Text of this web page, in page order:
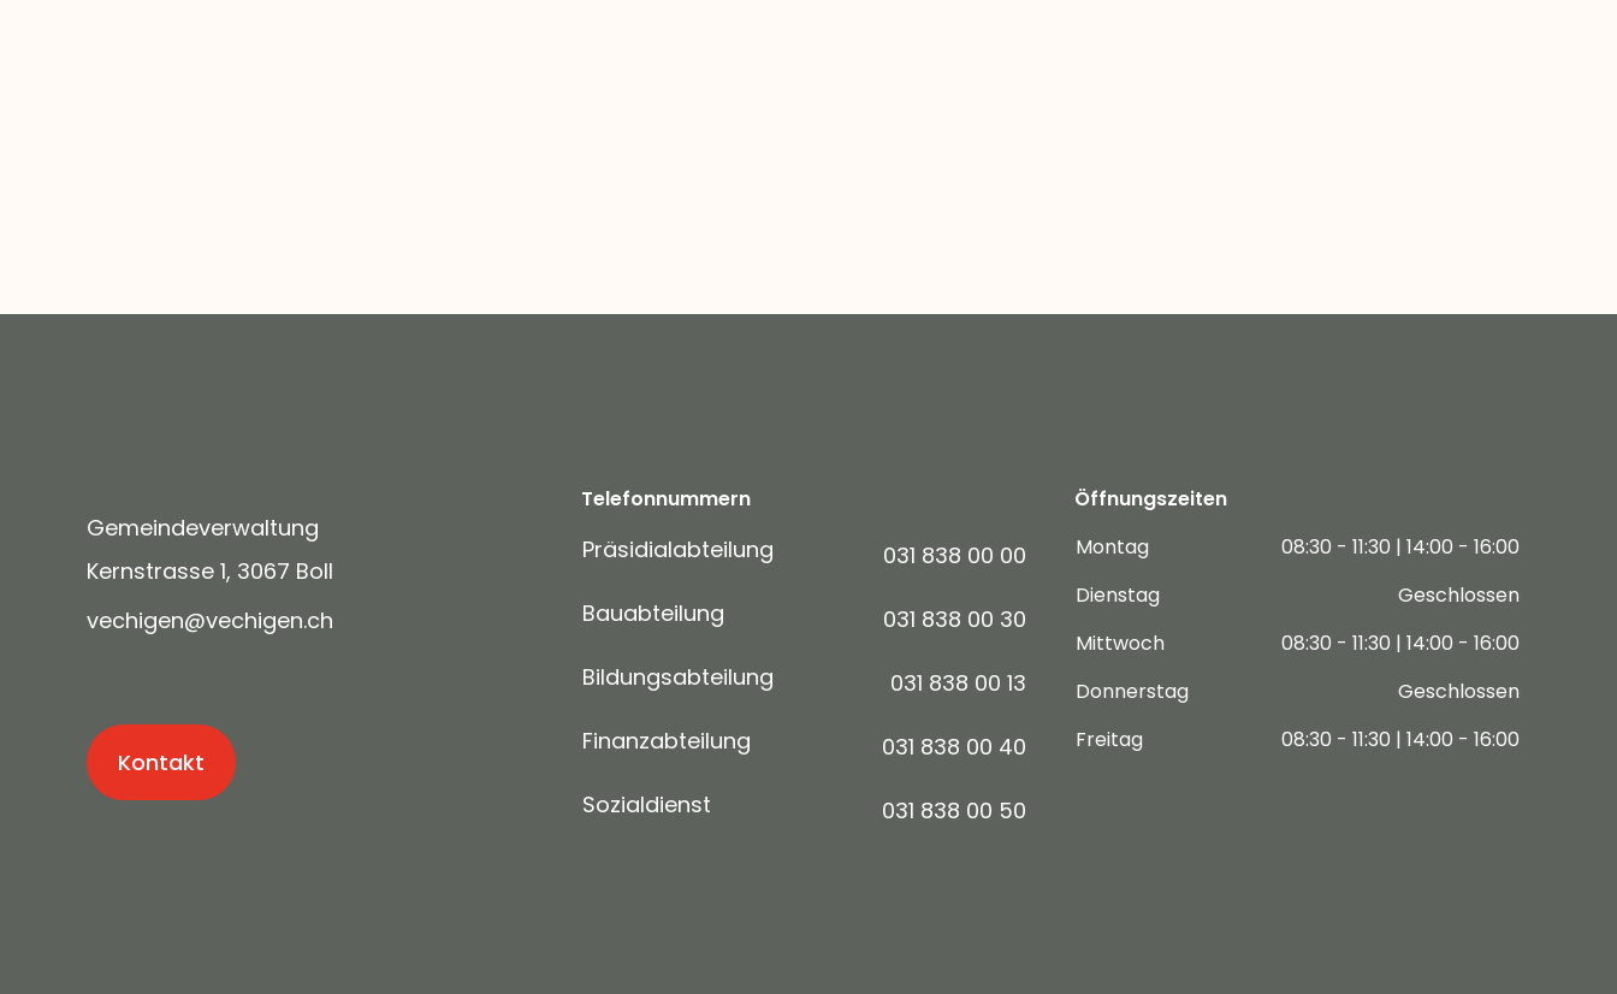
Gemeindeverwaltung
Kernstrasse 1, 3067 Boll
v ch g n v ch g n ch
Kontakt
Telefonnummern
Präsidialabteilung
031 838 00 00
Bauabteilung
031 838 00 30
Bildungsabteilung
031 838 00 13
Finanzabteilung
031 838 00 40
Sozialdienst
031 838 00 50
Öffnungszeiten
Montag
08:30 - 11:30 | 14:00 - 16:00
Dienstag
Geschlossen
Mittwoch
08:30 - 11:30 | 14:00 - 16:00
Donnerstag
Geschlossen
Freitag
08:30 - 11:30 | 14:00 - 16:00